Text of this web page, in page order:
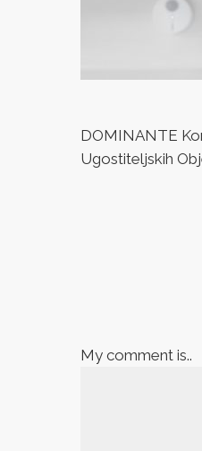
DOMINANTE
Ugostiteljskih
My comment is..